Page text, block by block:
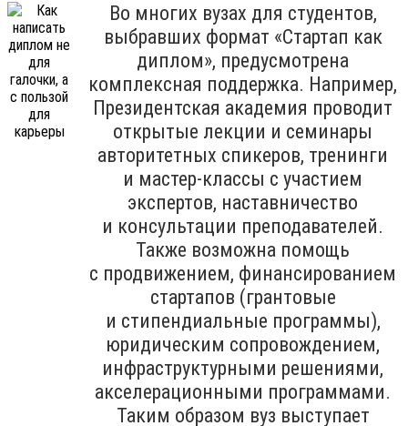
Во многих вузах для студентов,
выбравших формат «Стартап как
диплом», предусмотрена
комплексная поддержка. Например,
Президентская академия проводит
открытые лекции и семинары
авторитетных спикеров, тренинги
и мастер-классы с участием
экспертов, наставничество
и консультации преподавателей.
Также возможна помощь
с продвижением, финансированием
стартапов (грантовые
и стипендиальные программы),
юридическим сопровождением,
инфраструктурными решениями,
акселерационными программами.
Таким образом вуз выступает